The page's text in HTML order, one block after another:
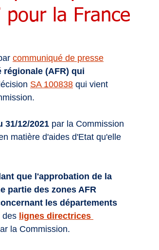
la France
communiqué de presse
(AFR) qui
SA 100838 qui vient
31/12/2021 par la Commission
matière d'aides d'Etat qu'elle
que l'approbation de la
partie des zones AFR
les départements
des lignes directrices
la Commission.